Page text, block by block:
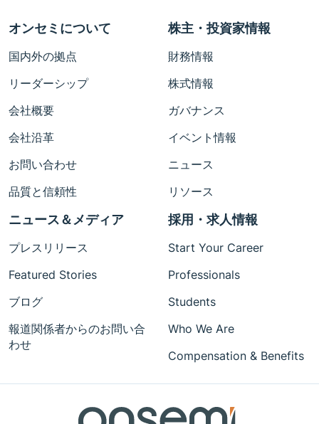
オンセミについて
国内外の拠点
リーダーシップ
会社概要
会社沿革
お問い合わせ
品質と信頼性
株主・投資家情報
財務情報
株式情報
ガバナンス
イベント情報
ニュース
リソース
ニュース＆メディア
プレスリリース
Featured Stories
ブログ
報道関係者からのお問い合
わせ
採用・求人情報
Start Your Career
Professionals
Students
Who We Are
Compensation & Benefits